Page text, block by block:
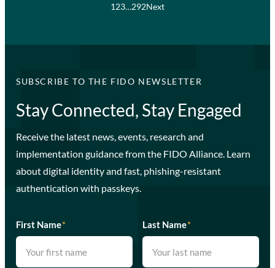
123…292Next
SUBSCRIBE TO THE FIDO NEWSLETTER
Stay Connected, Stay Engaged
Receive the latest news, events, research and
implementation guidance from the FIDO Alliance. Learn
about digital identity and fast, phishing-resistant
authentication with passkeys.
First Name* Last Name*